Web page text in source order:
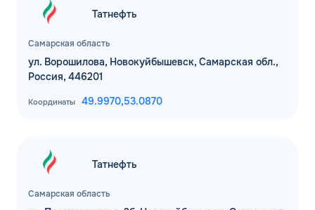
Самарская область
Татнефть
ул. Ворошилова, Новокуйбышевск, Самарская обл.,
Россия, 446201
Координаты 49.9970,53.0870
Самарская область
Татнефть